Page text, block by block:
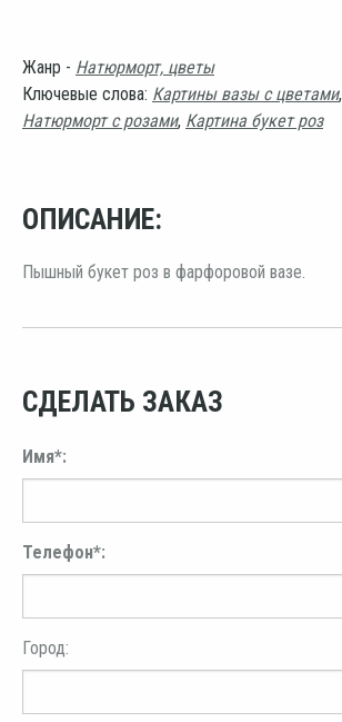
Жанр - Натюрморт, цветы
Ключевые слова: Картины вазы с цветами,
Натюрморт с розами, Картина букет роз
ОПИСАНИЕ:
Пышный букет роз в фарфоровой вазе.
СДЕЛАТЬ ЗАКАЗ
Имя*:
Телефон*:
Город: